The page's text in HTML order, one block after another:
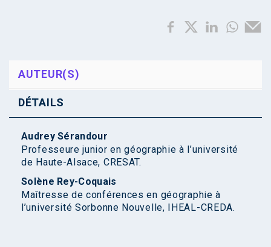
AUTEUR(S)
DÉTAILS
Audrey Sérandour
Professeure junior en géographie à l’université
de Haute-Alsace, CRESAT.
Solène Rey-Coquais
Maîtresse de conférences en géographie à
l’université Sorbonne Nouvelle, IHEAL-CREDA.